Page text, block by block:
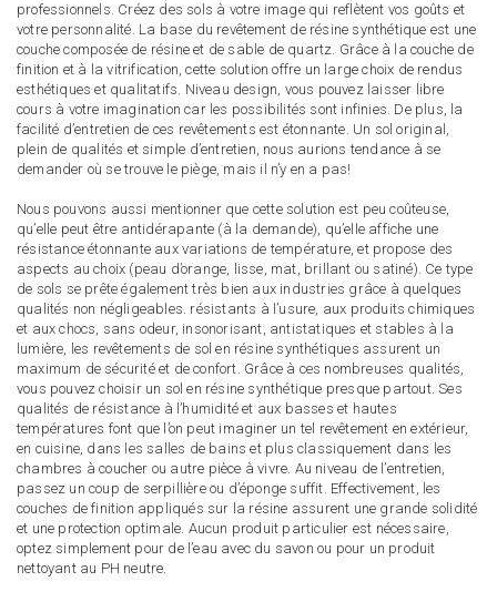
professionnels. Créez des sols à votre image qui reflètent vos goûts et
votre personnalité. La base du revêtement de résine synthétique est une
couche composée de résine et de sable de quartz. Grâce à la couche de
finition et à la vitrification, cette solution offre un large choix de rendus
esthétiques et qualitatifs. Niveau design, vous pouvez laisser libre
cours à votre imagination car les possibilités sont infinies. De plus, la
facilité d’entretien de ces revêtements est étonnante. Un sol original,
plein de qualités et simple d’entretien, nous aurions tendance à se
demander où se trouve le piège, mais il n’y en a pas!
Nous pouvons aussi mentionner que cette solution est peu coûteuse,
qu’elle peut être antidérapante (à la demande), qu’elle affiche une
résistance étonnante aux variations de température, et propose des
aspects au choix (peau d’orange, lisse, mat, brillant ou satiné). Ce type
de sols se prête également très bien aux industries grâce à quelques
qualités non négligeables. résistants à l’usure, aux produits chimiques
et aux chocs, sans odeur, insonorisant, antistatiques et stables à la
lumière, les revêtements de sol en résine synthétiques assurent un
maximum de sécurité et de confort. Grâce à ces nombreuses qualités,
vous pouvez choisir un sol en résine synthétique presque partout. Ses
qualités de résistance à l’humidité et aux basses et hautes
températures font que l’on peut imaginer un tel revêtement en extérieur,
en cuisine, dans les salles de bains et plus classiquement dans les
chambres à coucher ou autre pièce à vivre. Au niveau de l’entretien,
passez un coup de serpillière ou d’éponge suffit. Effectivement, les
couches de finition appliqués sur la résine assurent une grande solidité
et une protection optimale. Aucun produit particulier est nécessaire,
optez simplement pour de l’eau avec du savon ou pour un produit
nettoyant au PH neutre.